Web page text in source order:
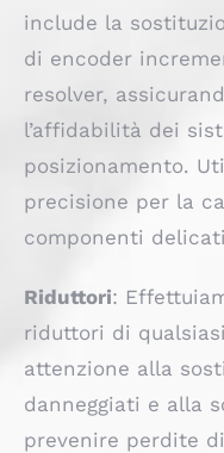
include la
di encoder
resolver,
l’affidabilità dei
posizionamento.
precisione per la
componenti
Riduttori:
riduttori di
attenzione alla
danneggiati e alla
prevenire perdite